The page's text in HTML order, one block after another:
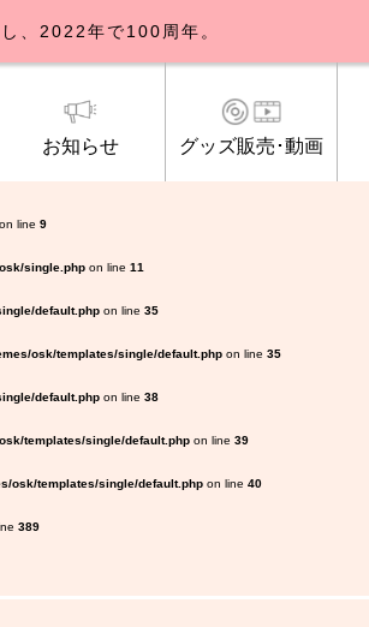
on line 9
single.php on line 11
default.php on line 35
osk/templates/single/default.php on line 35
default.php on line 38
templates/single/default.php on line 39
osk/templates/single/default.php on line 40
389
、2022年で100周年。
ンパーラー公演
お知らせ
ス
グッズ販売･動画
販売
生募集について